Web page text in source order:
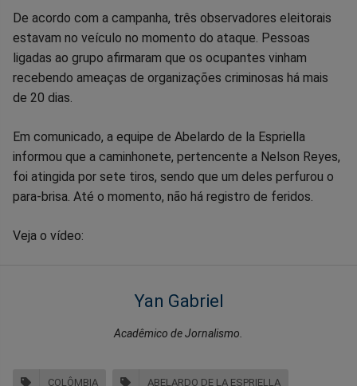
De acordo com a campanha, três observadores eleitorais
estavam no veículo no momento do ataque. Pessoas
ligadas ao grupo afirmaram que os ocupantes vinham
recebendo ameaças de organizações criminosas há mais
de 20 dias.
Em comunicado, a equipe de Abelardo de la Espriella
informou que a caminhonete, pertencente a Nelson Reyes,
foi atingida por sete tiros, sendo que um deles perfurou o
para-brisa. Até o momento, não há registro de feridos.
Veja o vídeo:
Yan Gabriel
Acadêmico de Jornalismo.
COLÔMBIA ABELARDO DE LA ESPRIELLA